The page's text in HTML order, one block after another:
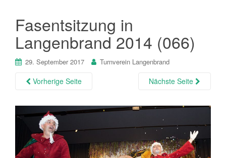
Fasentsitzung in
Langenbrand 2014 (066)
29. September 2017 Turnverein Langenbrand
Vorherige Seite Nächste Seite